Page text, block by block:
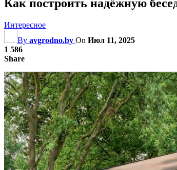
Как построить надёжную
Интересное
By avgrodno.by On Июл 11, 2025
1 586
Share